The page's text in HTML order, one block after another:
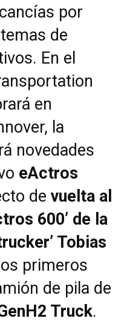
por
de
En el
en
la
novedades
eActros
de vuelta al
600’ de la
Tobias
primeros
de pila de
Truck.